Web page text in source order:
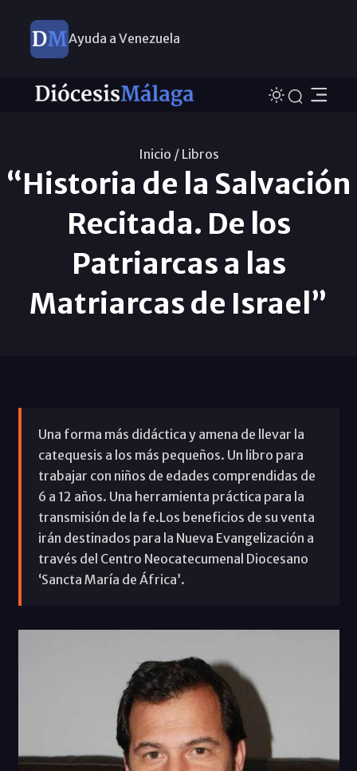
Ayuda a Venezuela
Inicio / Libros
“Historia de la Salvación
Recitada. De los
Patriarcas a las
Matriarcas de Israel”
Una forma más didáctica y amena de llevar la
catequesis a los más pequeños. Un libro para
trabajar con niños de edades comprendidas de
6 a 12 años. Una herramienta práctica para la
transmisión de la fe.Los beneficios de su venta
irán destinados para la Nueva Evangelización a
través del Centro Neocatecumenal Diocesano
‘Sancta María de África’.